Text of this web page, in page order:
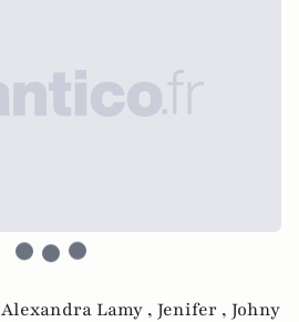
Alexandra Lamy , Jenifer , Johny